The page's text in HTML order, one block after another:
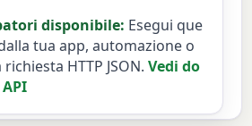
disponibile: Esegui que
tua app, automazione o
HTTP JSON. Vedi do